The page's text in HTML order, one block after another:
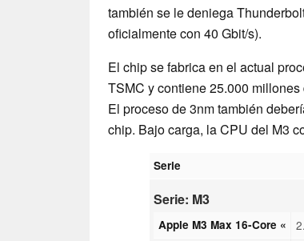
también se le deniega
oficialmente con 40 Gbit/s).
El chip se fabrica en el actual
TSMC y contiene 25.000
El proceso de 3nm también
chip. Bajo carga, la CPU del M3
Serie
Serie: M3
Apple M3 Max 16-Core «